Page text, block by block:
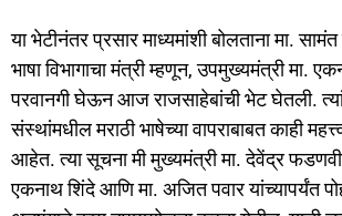
k
या भेटीनंतर प्रसार माध्यमांशी बोलताना मा. सामंत
भाषा विभागाचा मंत्री म्हणून, उपमुख्यमंत्री मा.
परवानगी घेऊन आज राजसाहेबांची भेट घेतली.
संस्थांमधील मराठी भाषेच्या वापराबाबत काही
आहेत. त्या सूचना मी मुख्यमंत्री मा. देवेंद्र
एकनाथ शिंदे आणि मा. अजित पवार यांच्यापर्यंत